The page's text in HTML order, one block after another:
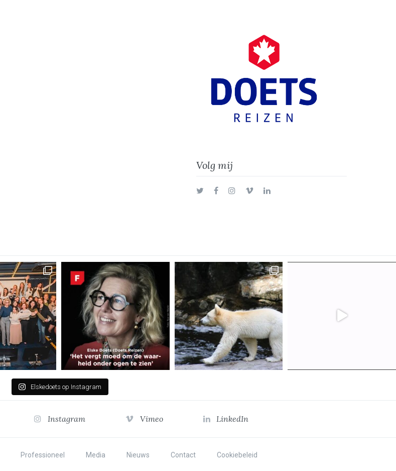
Volg mij
TwitterFacebookInstagram
VimeoLinkedIn
Elskedoets op Instagram
Instagram Vimeo LinkedIn
Professioneel Media Nieuws Contact Cookiebeleid